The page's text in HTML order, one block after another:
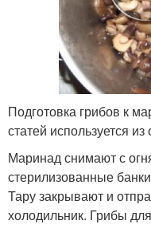
Подготовка грибов к
статей используется
Маринад снимают с
стерилизованные
Тару закрывают и
холодильник. Грибы